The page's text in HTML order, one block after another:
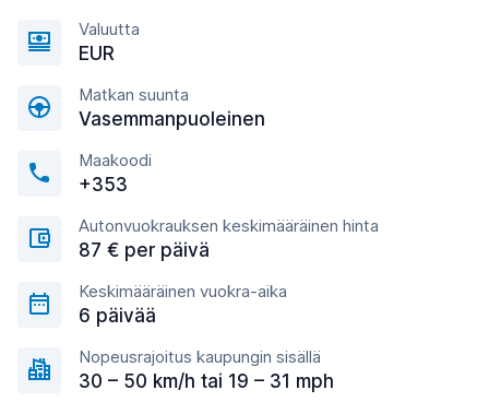
Valuutta
EUR
Matkan suunta
Vasemmanpuoleinen
Maakoodi
+353
Autonvuokrauksen keskimääräinen hinta
87 € per päivä
Keskimääräinen vuokra-aika
6 päivää
Nopeusrajoitus kaupungin sisällä
30 – 50 km/h tai 19 – 31 mph